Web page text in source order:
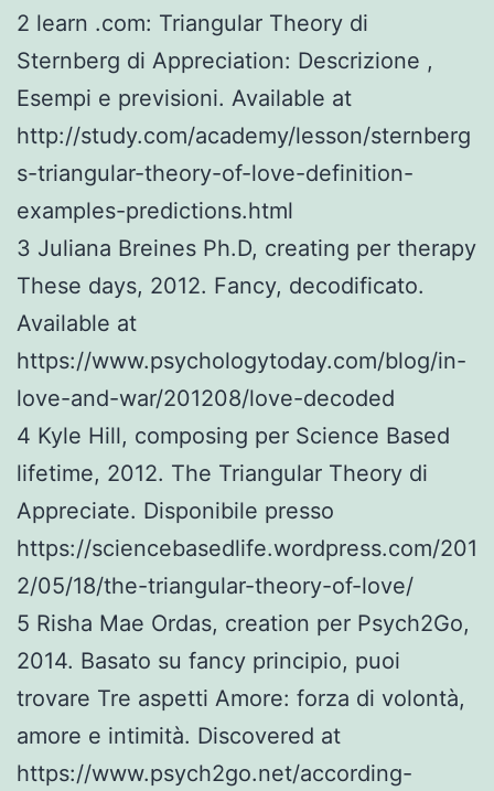
2 learn .com: Triangular Theory di
Sternberg di Appreciation: Descrizione ,
Esempi e previsioni. Available at
http://study.com/academy/lesson/sternberg
s-triangular-theory-of-love-definition-
examples-predictions.html
3 Juliana Breines Ph.D, creating per therapy
These days, 2012. Fancy, decodificato.
Available at
https://www.psychologytoday.com/blog/in-
love-and-war/201208/love-decoded
4 Kyle Hill, composing per Science Based
lifetime, 2012. The Triangular Theory di
Appreciate. Disponibile presso
https://sciencebasedlife.wordpress.com/201
2/05/18/the-triangular-theory-of-love/
5 Risha Mae Ordas, creation per Psych2Go,
2014. Basato su fancy principio, puoi
trovare Tre aspetti Amore: forza di volontà,
amore e intimità. Discovered at
https://www.psych2go.net/according-